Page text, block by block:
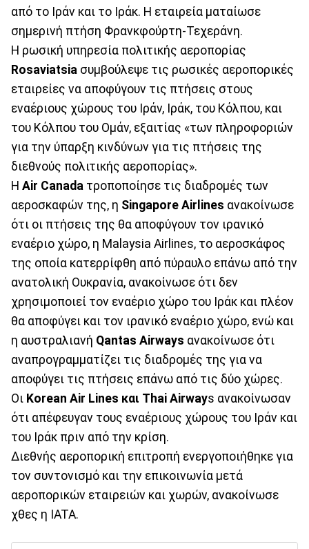
από το Ιράν και το Ιράκ. Η εταιρεία ματαίωσε
σημερινή πτήση Φρανκφούρτη-Τεχεράνη.
Η ρωσική υπηρεσία πολιτικής αεροπορίας
Rosaviatsia συμβούλεψε τις ρωσικές αεροπορικές
εταιρείες να αποφύγουν τις πτήσεις στους
εναέριους χώρους του Ιράν, Ιράκ, του Κόλπου, και
του Κόλπου του Ομάν, εξαιτίας «των πληροφοριών
για την ύπαρξη κινδύνων για τις πτήσεις της
διεθνούς πολιτικής αεροπορίας».
Η Air Canada τροποποίησε τις διαδρομές των
αεροσκαφών της, η Singapore Airlines ανακοίνωσε
ότι οι πτήσεις της θα αποφύγουν τον ιρανικό
εναέριο χώρο, η Malaysia Airlines, το αεροσκάφος
της οποία κατερρίφθη από πύραυλο επάνω από την
ανατολική Ουκρανία, ανακοίνωσε ότι δεν
χρησιμοποιεί τον εναέριο χώρο του Ιράκ και πλέον
θα αποφύγει και τον ιρανικό εναέριο χώρο, ενώ και
η αυστραλιανή Qantas Airways ανακοίνωσε ότι
αναπρογραμματίζει τις διαδρομές της για να
αποφύγει τις πτήσεις επάνω από τις δύο χώρες.
Οι Korean Air Lines και Thai Airways ανακοίνωσαν
ότι απέφευγαν τους εναέριους χώρους του Ιράν και
του Ιράκ πριν από την κρίση.
Διεθνής αεροπορική επιτροπή ενεργοποιήθηκε για
τον συντονισμό και την επικοινωνία μετά
αεροπορικών εταιρειών και χωρών, ανακοίνωσε
χθες η IATA.